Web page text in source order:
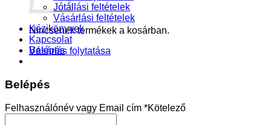
Nincsenek termékek a kosárban.
Vásárlás folytatása
Jótállási feltételek
Vásárlási feltételek
Kézikönyvek
Kapcsolat
Belépés
Belépés
Felhasználónév vagy Email cím *Kötelező